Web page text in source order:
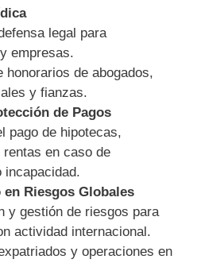
legal para
empresas.
honorarios de abogados,
y fianzas.
de Pagos
pago de hipotecas,
en caso de
incapacidad.
Riesgos Globales
y gestión de riesgos para
actividad internacional.
y operaciones en